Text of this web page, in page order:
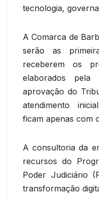
tecnologia,
A Comarca de
serão as
receberem os
elaborados
aprovação do
atendimento
ficam apenas com
A consultoria da
recursos do
Poder Judiciário
transformação